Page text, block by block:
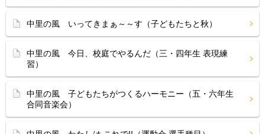
中里の風 いってきまぁ～～す（子どもたちと秋）
中里の風 今日、校庭でやるんだ（三・四年生 表現練
習）
中里の風 子どもたちがつくるハーモニー（五・六年生
合同音楽会）